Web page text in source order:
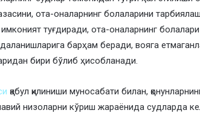
ота-оналарнинг болаларини
туғдиради, ота-оналарнинг болалари
барҳам беради, вояга
бири бўлиб ҳисобланади.
қабул қилиниши муносабати билан,
низоларни кўриш жараёнида судларда